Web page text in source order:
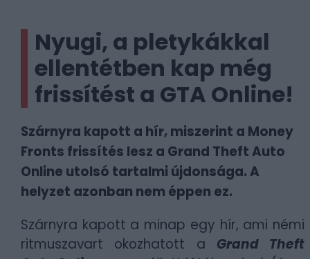
Nyugi, a pletykákkal
ellentétben kap még
frissítést a GTA Online!
Szárnyra kapott a hír, miszerint a Money
Fronts frissítés lesz a Grand Theft Auto
Online utolsó tartalmi újdonsága. A
helyzet azonban nem éppen ez.
Szárnyra kapott a minap egy hír, ami némi
ritmuszavart okozhatott a Grand Theft